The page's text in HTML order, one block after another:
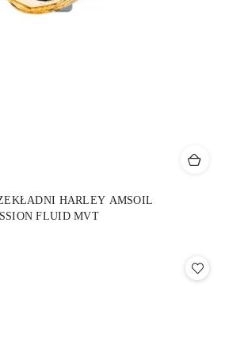
HARLEY AMSOIL
FLUID MVT